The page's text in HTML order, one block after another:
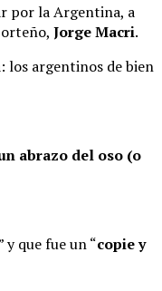
por la Argentina, a
Jorge Macri.
los argentinos de bien
abrazo del oso (o
y que fue un “copie y